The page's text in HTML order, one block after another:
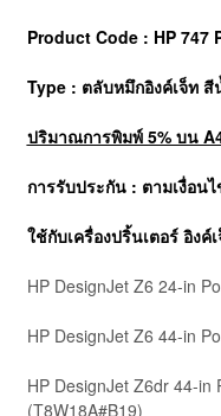
Product Code : HP 747
Type : ตลับหมึกอิงค์เจ็ท
ปริมาณการพิมพ์ 5% บน
การรับประกัน : ตามเงื่อน
ใช้กับเครื่องปริ้นเตอร์ อิงค์
HP DesignJet Z6 24-in
HP DesignJet Z6 44-in
HP DesignJet Z6dr 44-in
(T8W18A#B19)